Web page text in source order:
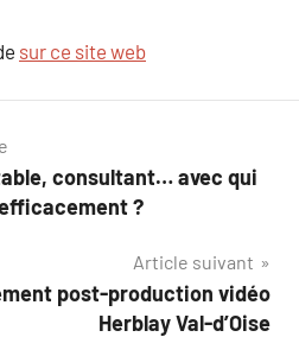
sur ce site web
consultant… avec qui
?
Article suivant
post-production vidéo
Herblay Val-d’Oise